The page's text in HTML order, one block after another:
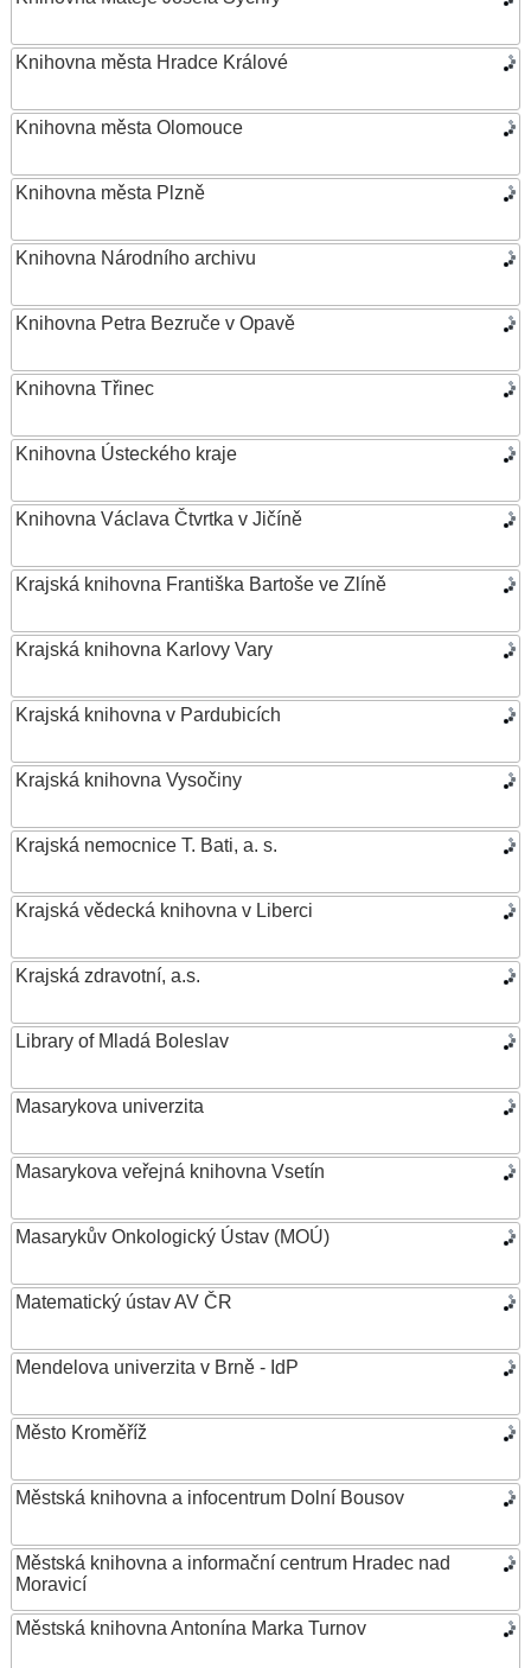
Knihovna města Hradce Králové
Knihovna města Olomouce
Knihovna města Plzně
Knihovna Národního archivu
Knihovna Petra Bezruče v Opavě
Knihovna Třinec
Knihovna Ústeckého kraje
Knihovna Václava Čtvrtka v Jičíně
Krajská knihovna Františka Bartoše ve Zlíně
Krajská knihovna Karlovy Vary
Krajská knihovna v Pardubicích
Krajská knihovna Vysočiny
Krajská nemocnice T. Bati, a. s.
Krajská vědecká knihovna v Liberci
Krajská zdravotní, a.s.
Library of Mladá Boleslav
Masarykova univerzita
Masarykova veřejná knihovna Vsetín
Masarykův Onkologický Ústav (MOÚ)
Matematický ústav AV ČR
Mendelova univerzita v Brně - IdP
Město Kroměříž
Městská knihovna a infocentrum Dolní Bousov
Městská knihovna a informační centrum Hradec nad
Moravicí
Městská knihovna Antonína Marka Turnov